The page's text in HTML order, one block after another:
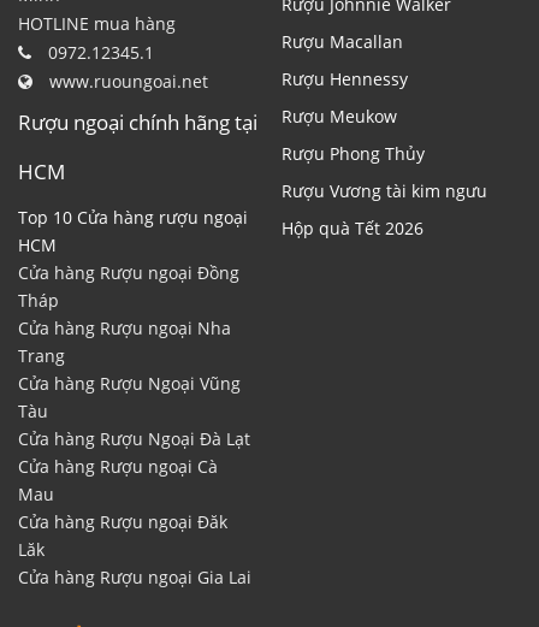
HOTLINE mua hàng
0972.12345.1
www.ruoungoai.net
Rượu ngoại chính hãng tại
HCM
Top 10 Cửa hàng rượu ngoại
HCM
Cửa hàng Rượu ngoại Đồng
Tháp
Cửa hàng Rượu ngoại Nha
Trang
Cửa hàng Rượu Ngoại Vũng
Tàu
Cửa hàng Rượu Ngoại Đà Lạt
Cửa hàng Rượu ngoại Cà
Mau
Cửa hàng Rượu ngoại Đăk
Lăk
Cửa hàng Rượu ngoại Gia Lai
Rượu Johnnie Walker
Rượu Macallan
Rượu Hennessy
Rượu Meukow
Rượu Phong Thủy
Rượu Vương tài kim ngưu
Hộp quà Tết 2026